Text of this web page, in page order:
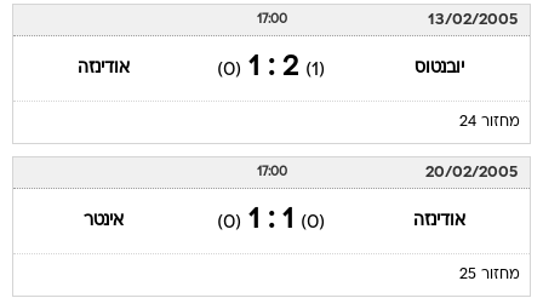
13/02/2005
17:00
יובנטוס (1)
2 : 1
(0) אודינזה
מחזור 24
20/02/2005
17:00
אודינזה (0)
1 : 1
(0) אינטר
מחזור 25